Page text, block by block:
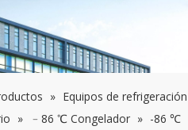
legal.
» Equipos de refrigeración
» ﹣86 ℃ Congelador » -86 ℃